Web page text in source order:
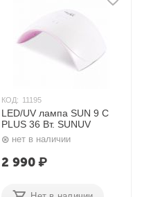
КОД: 11195
LED/UV лампа SUN 9 С
PLUS 36 Вт. SUNUV
нет в наличии
2 990₽